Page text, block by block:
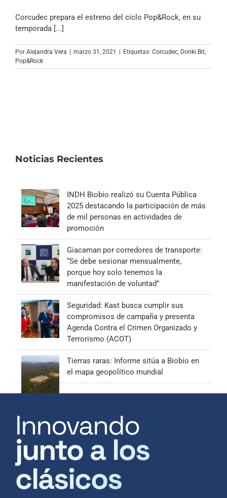
Corcudec prepara el estreno del ciclo Pop&Rock, en su
temporada [...]
Por Alejandra Vera | marzo 31, 2021 | Etiquetas: Corcudec Donki Bit
Pop&Rock
Noticias Recientes
INDH Biobío realizó su Cuenta Pública
2025 destacando la participación de más
de mil personas en actividades de
promoción
Giacaman por corredores de transporte:
“Se debe sesionar mensualmente,
porque hoy solo tenemos la
manifestación de voluntad”
Seguridad: Kast busca cumplir sus
compromisos de campaña y presenta
Agenda Contra el Crimen Organizado y
Terrorismo (ACOT)
Tierras raras: Informe sitúa a Biobío en
el mapa geopolítico mundial
Innovando
junto a los
clásicos